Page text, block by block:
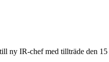
ny IR-chef med tillträde den